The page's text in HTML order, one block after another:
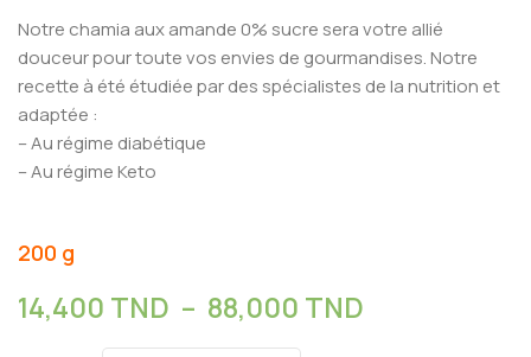
Notre chamia aux amande 0% sucre sera votre allié
douceur pour toute vos envies de gourmandises. Notre
recette à été étudiée par des spécialistes de la nutrition et
adaptée :
– Au régime diabétique
– Au régime Keto
200 g
14,400 TND – 88,000 TND